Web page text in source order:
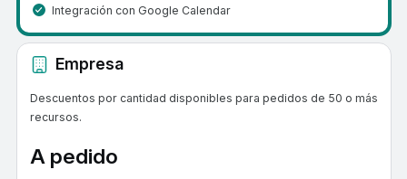
Integración con Google Calendar
Empresa
Descuentos por cantidad disponibles para pedidos de 50 o más
recursos.
A pedido